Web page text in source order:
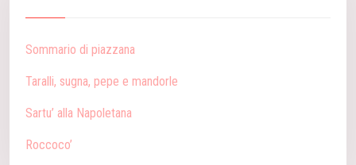
Sommario di piazzana
Taralli, sugna, pepe e mandorle
Sartu’ alla Napoletana
Roccoco’